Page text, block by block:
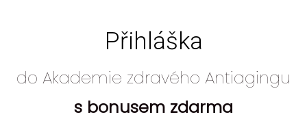
Přihláška
do Akademie zdravého Antiagingu
s bonusem zdarma